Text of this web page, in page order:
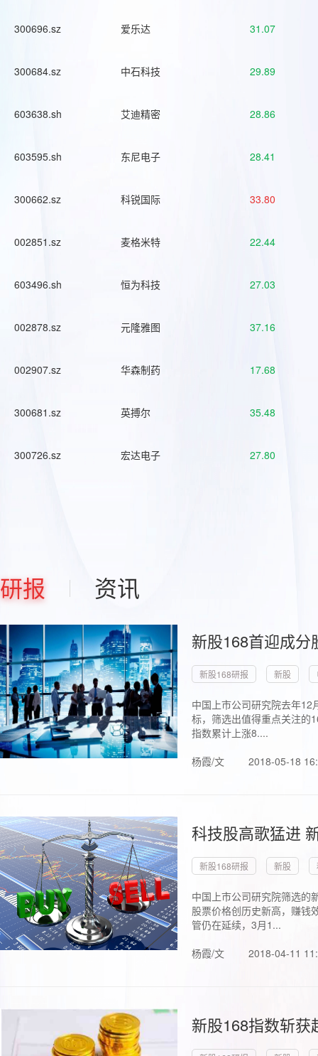
300696.sz 爱乐达 31.07
300684.sz 中石科技 29.89
603638.sh 艾迪精密 28.86
603595.sh 东尼电子 28.41
300662.sz 科锐国际 33.80
002851.sz 麦格米特 22.44
603496.sh 恒为科技 27.03
002878.sz 元隆雅图 37.16
002907.sz 华森制药 17.68
300681.sz 英搏尔 35.48
300726.sz 宏达电子 27.80
研报 资讯
新股168首迎成
新股168研报 新股
中国上市公司研究院去年
标，筛选出值得重点关注的
指数累计上涨8....
杨霞/文
2018-05-18
科技股高歌猛进
新股168研报 新股
中国上市公司研究院筛选的
股票价格创历史新高，赚钱
管仍在延续，3月1...
杨霞/文
2018-04-11
新股168指数斩